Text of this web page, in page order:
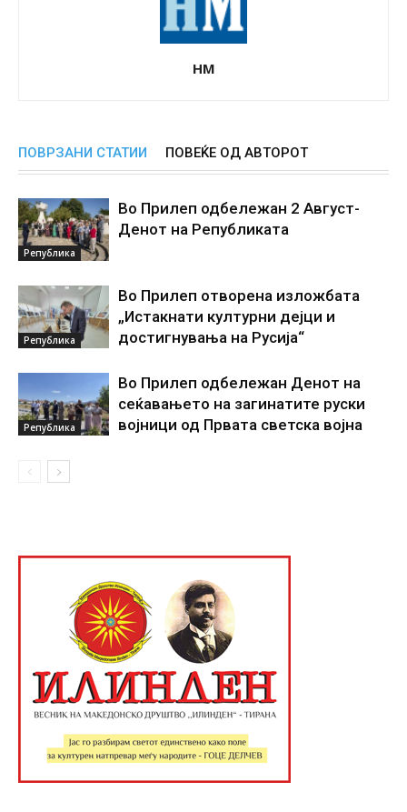
НМ
ПОВРЗАНИ СТАТИИ ПОВЕЌЕ ОД АВТОРОТ
Република
Во Прилеп одбележан 2 Август-
Денот на Републиката
Република
Во Прилеп отворена изложбата
„Истакнати културни дејци и
достигнувања на Русија“
Република
Во Прилеп одбележан Денот на
сеќавањето на загинатите руски
војници од Првата светска војна